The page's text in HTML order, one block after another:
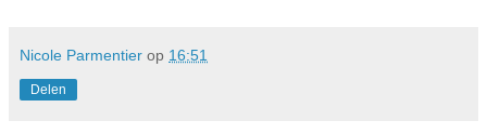
Nicole Parmentier op 16:51
Delen